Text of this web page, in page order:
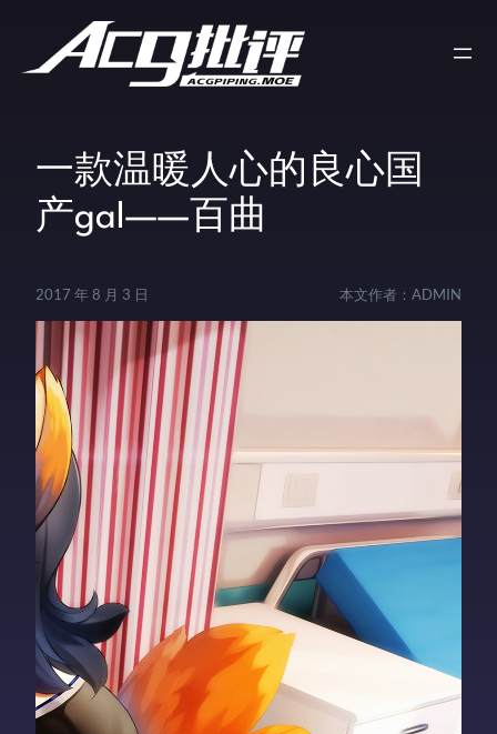
一款温暖人心的良心国
产gal——百曲
2017 年 8 月 3 日 本文作者： ADMIN